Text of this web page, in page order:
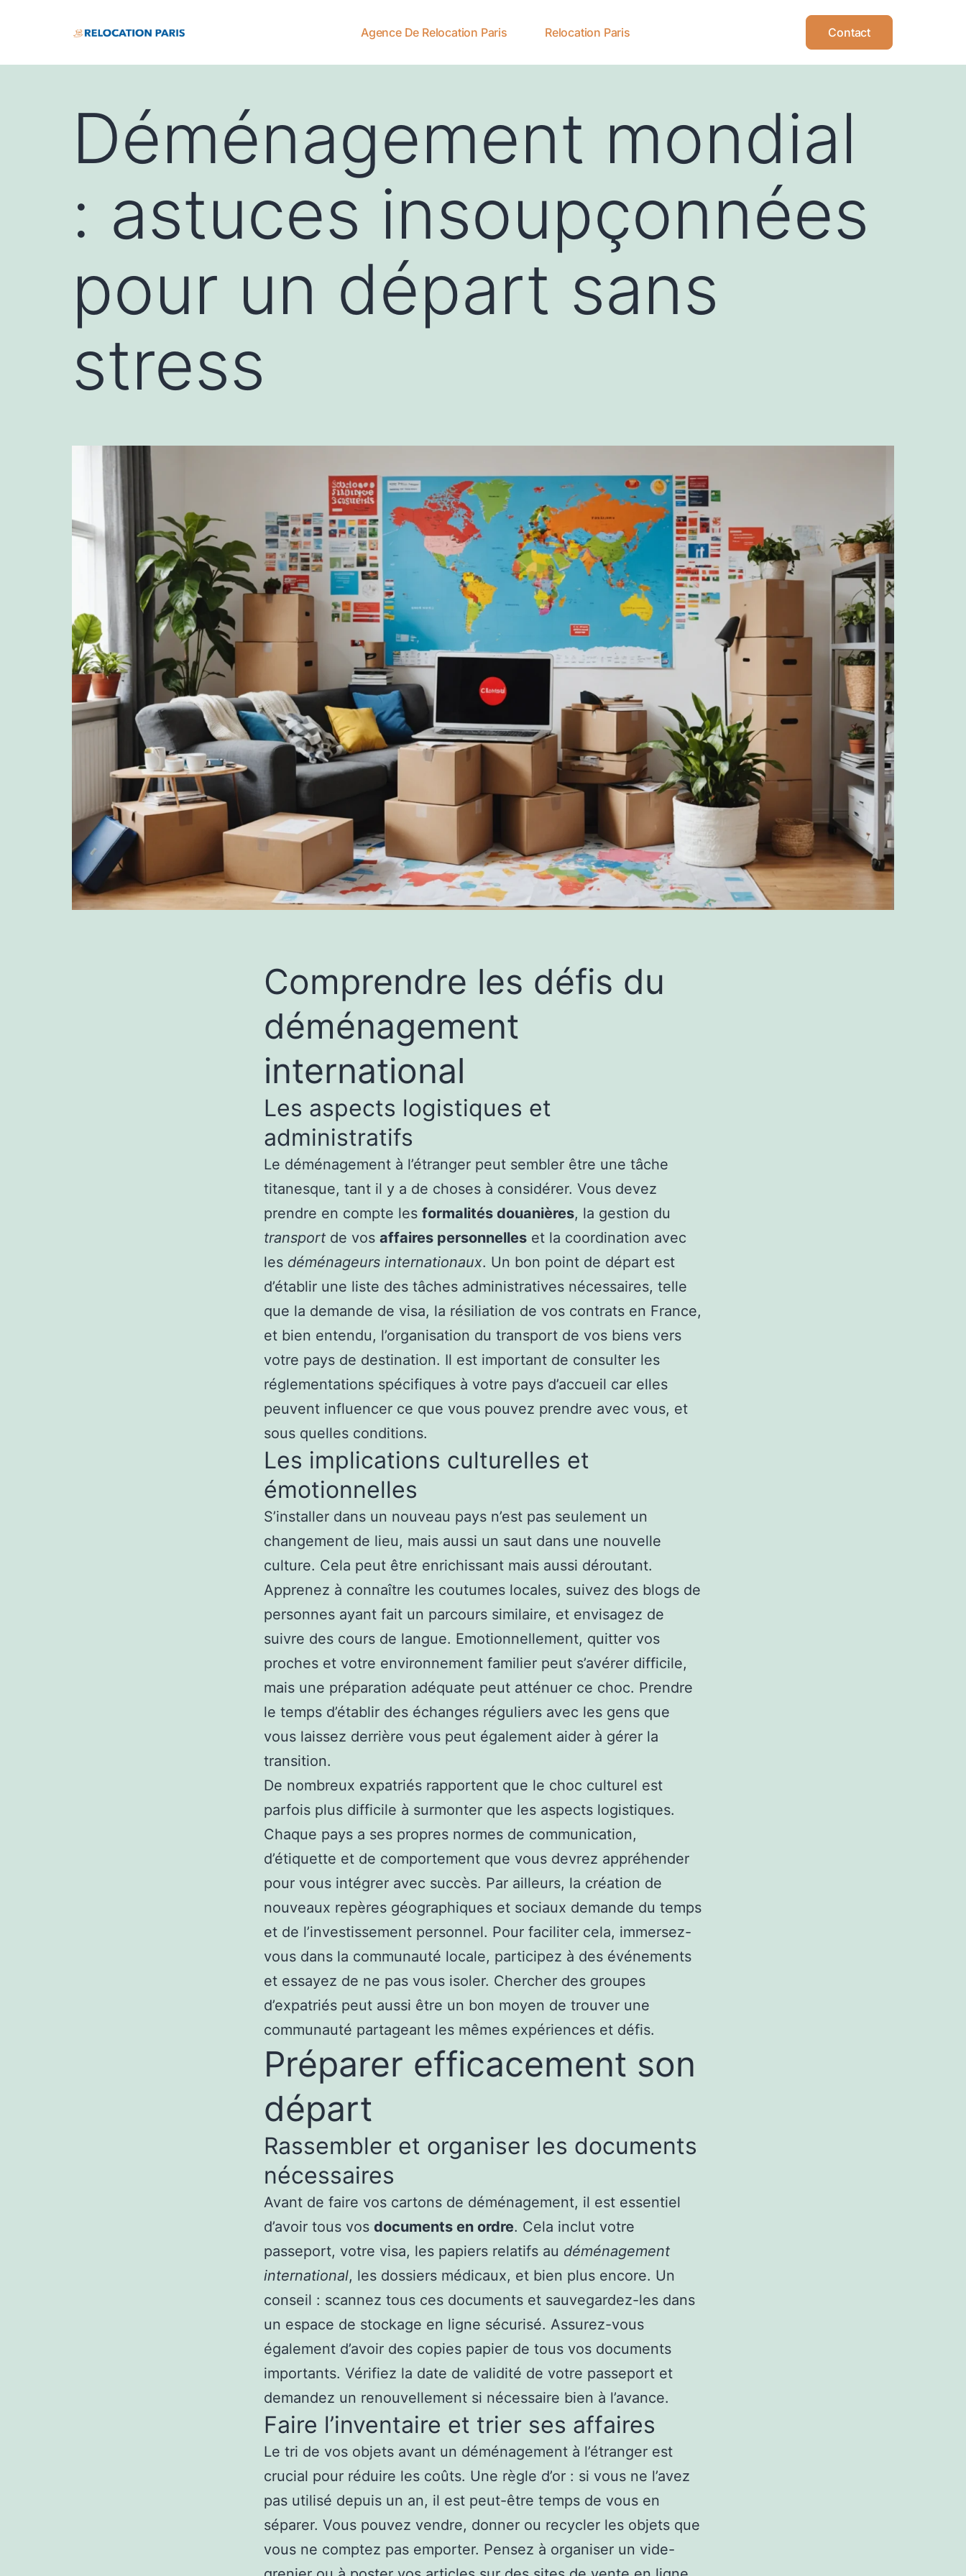
Agence De Relocation Paris Relocation Paris Contact
Déménagement mondial
: astuces insoupçonnées
pour un départ sans
stress
Comprendre les défis du
déménagement
international
Les aspects logistiques et
administratifs
Le déménagement à l’étranger peut sembler être une tâche
titanesque, tant il y a de choses à considérer. Vous devez
prendre en compte les formalités douanières, la gestion du
transport de vos affaires personnelles et la coordination avec
les déménageurs internationaux. Un bon point de départ est
d’établir une liste des tâches administratives nécessaires, telle
que la demande de visa, la résiliation de vos contrats en France,
et bien entendu, l’organisation du transport de vos biens vers
votre pays de destination. Il est important de consulter les
réglementations spécifiques à votre pays d’accueil car elles
peuvent influencer ce que vous pouvez prendre avec vous, et
sous quelles conditions.
Les implications culturelles et
émotionnelles
S’installer dans un nouveau pays n’est pas seulement un
changement de lieu, mais aussi un saut dans une nouvelle
culture. Cela peut être enrichissant mais aussi déroutant.
Apprenez à connaître les coutumes locales, suivez des blogs de
personnes ayant fait un parcours similaire, et envisagez de
suivre des cours de langue. Emotionnellement, quitter vos
proches et votre environnement familier peut s’avérer difficile,
mais une préparation adéquate peut atténuer ce choc. Prendre
le temps d’établir des échanges réguliers avec les gens que
vous laissez derrière vous peut également aider à gérer la
transition.
De nombreux expatriés rapportent que le choc culturel est
parfois plus difficile à surmonter que les aspects logistiques.
Chaque pays a ses propres normes de communication,
d’étiquette et de comportement que vous devrez appréhender
pour vous intégrer avec succès. Par ailleurs, la création de
nouveaux repères géographiques et sociaux demande du temps
et de l’investissement personnel. Pour faciliter cela, immersez-
vous dans la communauté locale, participez à des événements
et essayez de ne pas vous isoler. Chercher des groupes
d’expatriés peut aussi être un bon moyen de trouver une
communauté partageant les mêmes expériences et défis.
Préparer efficacement son
départ
Rassembler et organiser les documents
nécessaires
Avant de faire vos cartons de déménagement, il est essentiel
d’avoir tous vos documents en ordre. Cela inclut votre
passeport, votre visa, les papiers relatifs au déménagement
international, les dossiers médicaux, et bien plus encore. Un
conseil : scannez tous ces documents et sauvegardez-les dans
un espace de stockage en ligne sécurisé. Assurez-vous
également d’avoir des copies papier de tous vos documents
importants. Vérifiez la date de validité de votre passeport et
demandez un renouvellement si nécessaire bien à l’avance.
Faire l’inventaire et trier ses affaires
Le tri de vos objets avant un déménagement à l’étranger est
crucial pour réduire les coûts. Une règle d’or : si vous ne l’avez
pas utilisé depuis un an, il est peut-être temps de vous en
séparer. Vous pouvez vendre, donner ou recycler les objets que
vous ne comptez pas emporter. Pensez à organiser un vide-